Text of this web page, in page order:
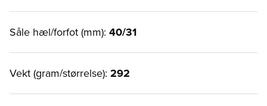
Såle hæl/forfot (mm): 40/31
Vekt (gram/størrelse): 292